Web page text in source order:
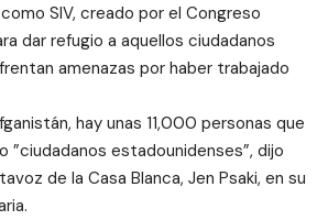
SIV, creado por el Congreso
dar refugio a aquellos ciudadanos
amenazas por haber trabajado
hay unas 11,000 personas que
”ciudadanos estadounidenses”, dijo
de la Casa Blanca, Jen Psaki, en su